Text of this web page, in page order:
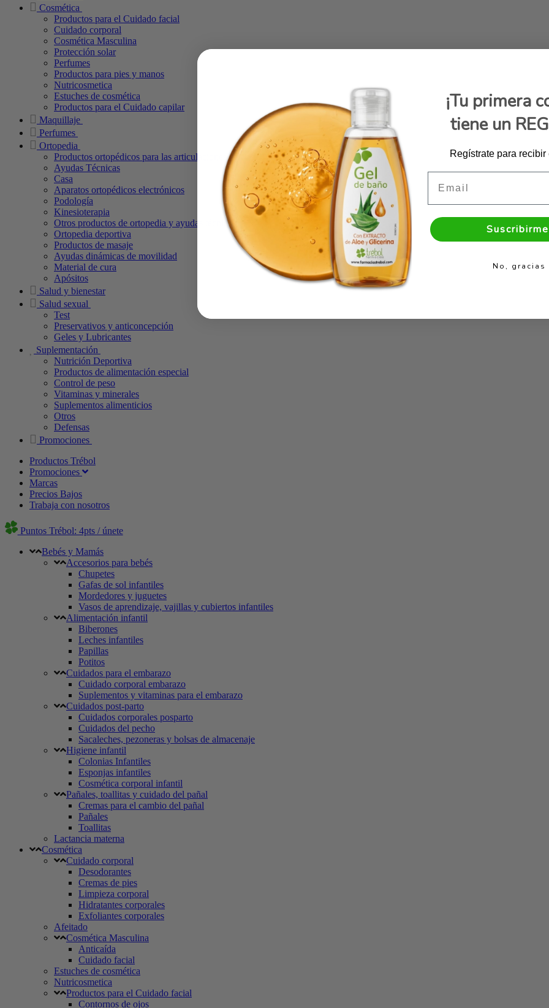
Cosmética
Productos para el Cuidado facial
Cuidado corporal
Cosmética Masculina
Protección solar
Perfumes
Productos para pies y manos
Nutricosmetica
Estuches de cosmética
Productos para el Cuidado capilar
Maquillaje
Perfumes
Ortopedia
Productos ortopédicos para las articulaciones
Ayudas Técnicas
Casa
Aparatos ortopédicos electrónicos
Podología
Kinesioterapia
Otros productos de ortopedia y ayudas técnicas
Ortopedia deportiva
Productos de masaje
Ayudas dinámicas de movilidad
Material de cura
Apósitos
Salud y bienestar
Salud sexual
Test
Preservativos y anticoncepción
Geles y Lubricantes
Suplementación
Nutrición Deportiva
Productos de alimentación especial
Control de peso
Vitaminas y minerales
Suplementos alimenticios
Otros
Defensas
Promociones
Productos Trébol
Promociones
Marcas
Precios Bajos
Trabaja con nosotros
Puntos Trébol: 4pts / únete
Bebés y Mamás
Accesorios para bebés
Chupetes
Gafas de sol infantiles
Mordedores y juguetes
Vasos de aprendizaje, vajillas y cubiertos infantiles
Alimentación infantil
Biberones
Leches infantiles
Papillas
Potitos
Cuidados para el embarazo
Cuidado corporal embarazo
Suplementos y vitaminas para el embarazo
Cuidados post-parto
Cuidados corporales posparto
Cuidados del pecho
Sacaleches, pezoneras y bolsas de almacenaje
Higiene infantil
Colonias Infantiles
Esponjas infantiles
Cosmética corporal infantil
Pañales, toallitas y cuidado del pañal
Cremas para el cambio del pañal
Pañales
Toallitas
Lactancia materna
Cosmética
Cuidado corporal
Desodorantes
Cremas de pies
Limpieza corporal
Hidratantes corporales
Exfoliantes corporales
Afeitado
Cosmética Masculina
Anticaída
Cuidado facial
Estuches de cosmética
Nutricosmetica
Productos para el Cuidado facial
Contornos de ojos
¡Tu primera
tiene un
Regístrate para
No, gracias